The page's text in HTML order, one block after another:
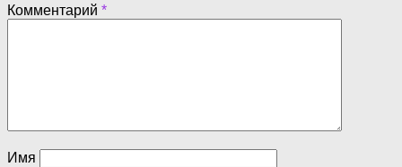
Комментарий *
Имя